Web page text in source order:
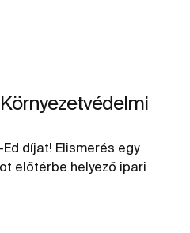
díjat! Elismerés egy
előtérbe helyező ipari